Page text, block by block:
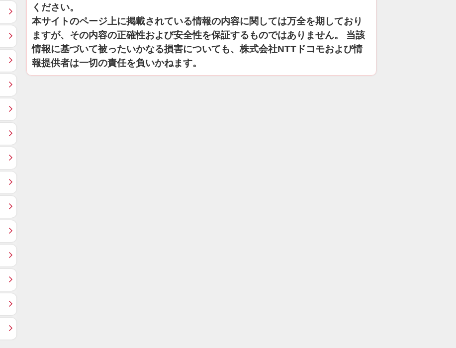
ください。
本サイトのページ上に掲載されている情報の内容に関しては万全を期しており
ますが、その内容の正確性および安全性を保証するものではありません。 当該
情報に基づいて被ったいかなる損害についても、株式会社NTTドコモおよび情
報提供者は一切の責任を負いかねます。